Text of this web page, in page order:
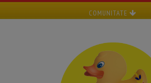
COMUNITATE